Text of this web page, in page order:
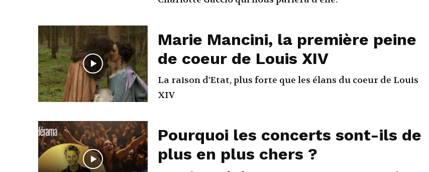
Marie Mancini, la première peine
de coeur de Louis XIV
La raison d'Etat, plus forte que les élans du coeur de Louis
XIV
Pourquoi les concerts sont-ils de
plus en plus chers ?